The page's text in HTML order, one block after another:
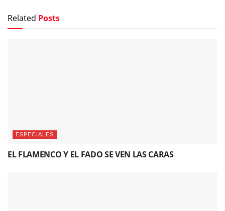
Related Posts
ESPECIALES
EL FLAMENCO Y EL FADO SE VEN LAS CARAS